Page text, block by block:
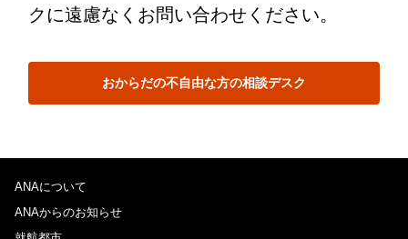
クに遠慮なくお問い合わせください。
おからだの不自由な方の相談デスク
ANAについて
ANAからのお知らせ